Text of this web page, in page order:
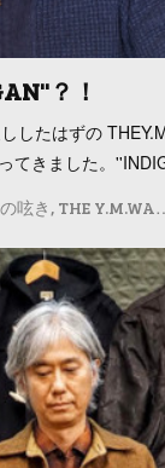
？！
したはずの
てきました。
呟き THE Y.M.WALK ON